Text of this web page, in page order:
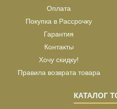
Оплата
Покупка в Рассрочку
Гарантия
Контакты
Хочу скидку!
Правила возврата товара
КАТАЛОГ